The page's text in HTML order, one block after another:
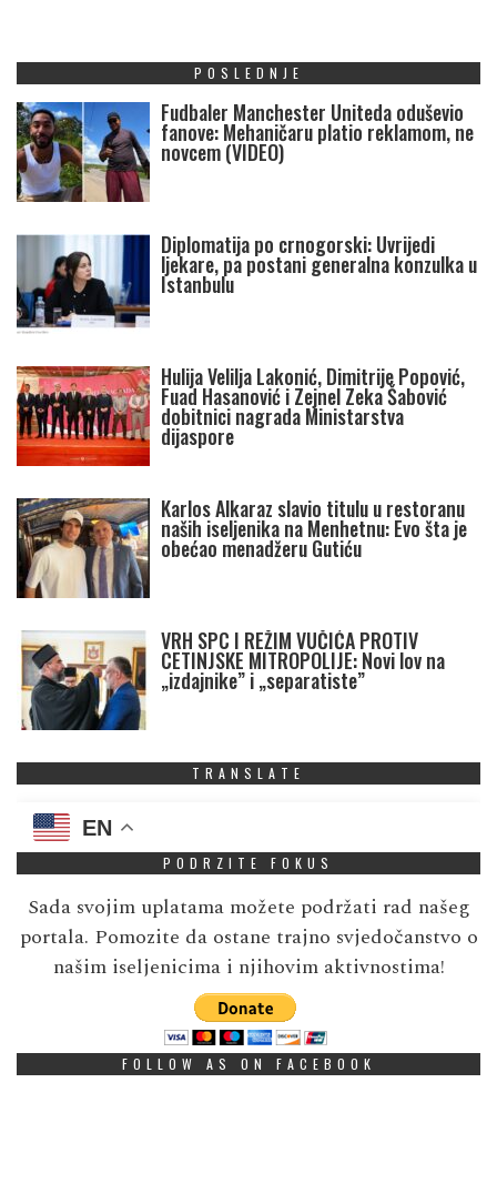
POSLEDNJE
Fudbaler Manchester Uniteda oduševio
fanove: Mehaničaru platio reklamom, ne
novcem (VIDEO)
Diplomatija po crnogorski: Uvrijedi
ljekare, pa postani generalna konzulka u
Istanbulu
Hulija Velilja Lakonić, Dimitrije Popović,
Fuad Hasanović i Zejnel Zeka Šabović
dobitnici nagrada Ministarstva
dijaspore
Karlos Alkaraz slavio titulu u restoranu
naših iseljenika na Menhetnu: Evo šta je
obećao menadžeru Gutiću
VRH SPC I REŽIM VUČIĆA PROTIV
CETINJSKE MITROPOLIJE: Novi lov na
„izdajnike” i „separatiste”
TRANSLATE
EN
PODRZITE FOKUS
Sada svojim uplatama možete podržati rad našeg
portala. Pomozite da ostane trajno svjedočanstvo o
našim iseljenicima i njihovim aktivnostima!
FOLLOW AS ON FACEBOOK